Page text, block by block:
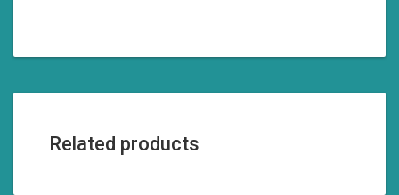
Related products